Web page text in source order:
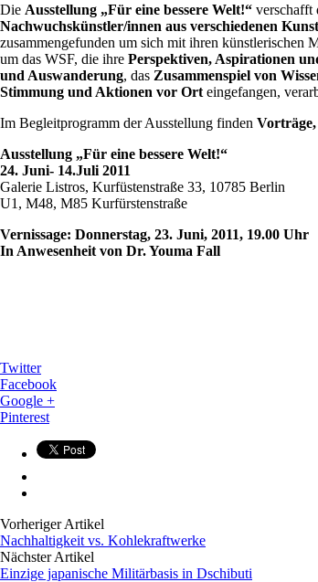
Die Ausstellung „Für eine bessere Welt!“ verschafft
Nachwuchskünstler/innen aus verschiedenen
zusammengefunden um sich mit ihren künstlerischen
um das WSF, die ihre Perspektiven, Aspirationen
und Auswanderung, das Zusammenspiel von
Stimmung und Aktionen vor Ort eingefangen,
Im Begleitprogramm der Ausstellung finden
Ausstellung „Für eine bessere Welt!“
24. Juni- 14.Juli 2011
Galerie Listros, Kurfüstenstraße 33, 10785 Berlin
U1, M48, M85 Kurfürstenstraße
Vernissage: Donnerstag, 23. Juni, 2011, 19.00 Uhr
In Anwesenheit von Dr. Youma Fall
Twitter
Facebook
Google +
Pinterest
Vorheriger Artikel
Nachhaltigkeit vs. Kohlekraftwerke
Nächster Artikel
Einzige japanische Militärbasis in Dschibuti